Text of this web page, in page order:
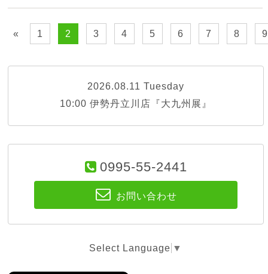
« 1 2 3 4 5 6 7 8 9
2026.08.11 Tuesday
10:00 伊勢丹立川店『大九州展』
0995-55-2441
お問い合わせ
Select Language ▼